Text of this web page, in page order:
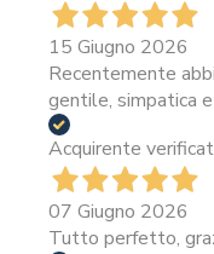
15 Giugno 2026
Recentemente
gentile, simpatica
Acquirente
07 Giugno 2026
Tutto perfetto,